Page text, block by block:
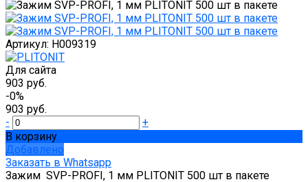
Артикул: Н009319
Для сайта
903 руб.
-0%
903 руб.
-
+
В корзину
Добавлено
Заказать в Whatsapp
Зажим SVP-PROFI, 1 мм PLITONIT 500 шт в пакете